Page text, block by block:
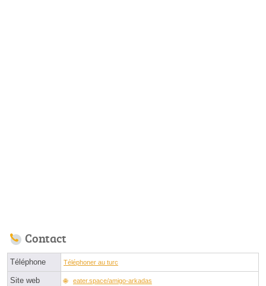
Contact
Téléphone Téléphoner au turc
Site web eater.space/amigo-arkadas